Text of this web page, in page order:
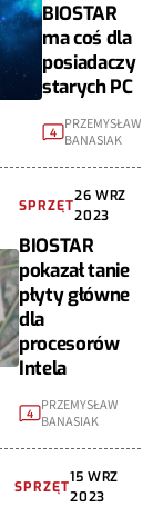
BIOSTAR
ma coś dla
posiadaczy
starych PC
4
PRZEMYSŁAW
BANASIAK
SPRZĘT
26 WRZ
2023
BIOSTAR
pokazał tanie
płyty główne
dla
procesorów
Intela
4
PRZEMYSŁAW
BANASIAK
SPRZĘT
15 WRZ
2023